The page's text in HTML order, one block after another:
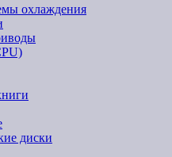
охлаждения
диски